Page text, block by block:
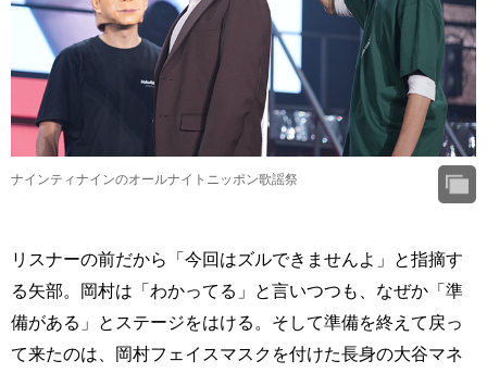
ナインティナインのオールナイトニッポン歌謡祭
リスナーの前だから「今回はズルできませんよ」と指摘す
る矢部。岡村は「わかってる」と言いつつも、なぜか「準
備がある」とステージをはける。そして準備を終えて戻っ
て来たのは、岡村フェイスマスクを付けた長身の大谷マネ